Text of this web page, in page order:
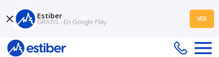
Estiber
GRATIS - En Google Play VER